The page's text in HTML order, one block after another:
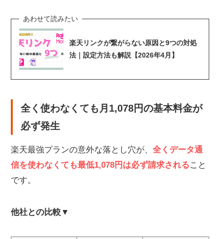
楽天リンクが繋がらない原因と9つの対処
法｜設定方法も解説【2026年4月】
全く使わなくても月1,078円の基本料金が
必ず発生
楽天最強プランの意外な落とし穴が、 全くデータ通
信を使わなくても最低1,078円は必ず請求されること
です。
他社との比較▼